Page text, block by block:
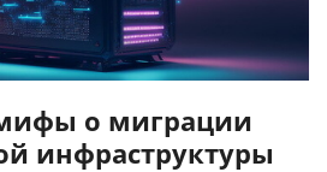
о миграции
инфраструктуры